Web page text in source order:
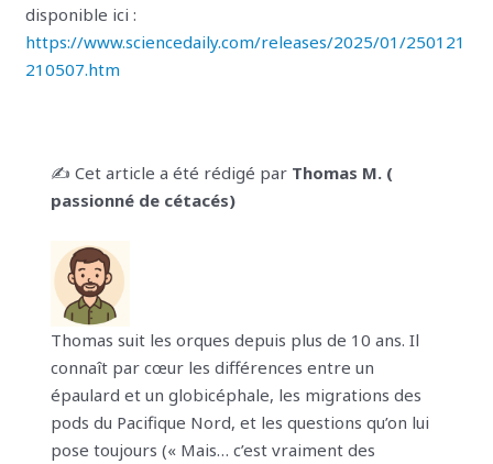
disponible ici :
https://www.sciencedaily.com/releases/2025/01/250121
210507.htm
✍️ Cet article a été rédigé par Thomas M. (
passionné de cétacés)
Thomas suit les orques depuis plus de 10 ans. Il
connaît par cœur les différences entre un
épaulard et un globicéphale, les migrations des
pods du Pacifique Nord, et les questions qu’on lui
pose toujours (« Mais… c’est vraiment des